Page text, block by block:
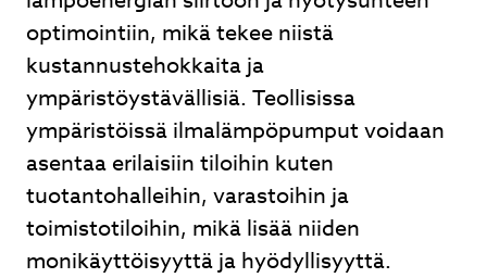
optimointiin, mikä tekee niistä
kustannustehokkaita ja
ympäristöystävällisiä. Teollisissa
ympäristöissä ilmalämpöpumput voidaan
asentaa erilaisiin tiloihin kuten
tuotantohalleihin, varastoihin ja
toimistotiloihin, mikä lisää niiden
monikäyttöisyyttä ja hyödyllisyyttä.